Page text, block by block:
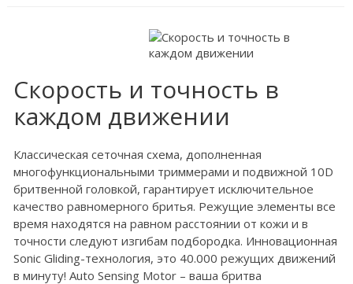
Скорость и точность в
каждом движении
Классическая сеточная схема, дополненная
многофункциональными триммерами и подвижной 10D
бритвенной головкой, гарантирует исключительное
качество равномерного бритья. Режущие элементы все
время находятся на равном расстоянии от кожи и в
точности следуют изгибам подбородка. Инновационная
Sonic Gliding-технология, это 40.000 режущих движений
в минуту! Auto Sensing Motor – ваша бритва